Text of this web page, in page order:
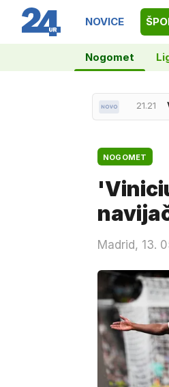
NOVICE
Nogomet
NOGOMET
Madrid, 13.